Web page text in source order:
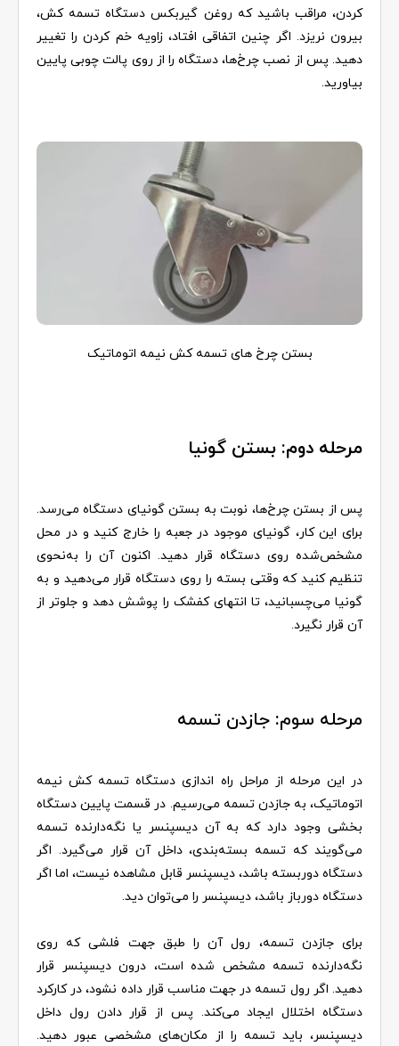
کردن، مراقب باشید که روغن گیربکس دستگاه تسمه کش،
بیرون نریزد. اگر چنین اتفاقی افتاد، زاویه خم کردن را تغییر
دهید. پس از نصب چرخ‌ها، دستگاه را از روی پالت چوبی پایین
بیاورید.
بستن چرخ های تسمه کش نیمه اتوماتیک
مرحله دوم: بستن گونیا
پس از بستن چرخ‌ها، نوبت به بستن گونیای دستگاه می‌رسد.
برای این کار، گونیای موجود در جعبه را خارج کنید و در محل
مشخص‌شده روی دستگاه قرار دهید. اکنون آن را به‌نحوی
تنظیم کنید که وقتی بسته را روی دستگاه قرار می‌دهید و به
گونیا می‌چسبانید، تا انتهای کفشک را پوشش دهد و جلوتر از
آن قرار نگیرد.
مرحله سوم: جازدن تسمه
در این مرحله از مراحل راه اندازی دستگاه تسمه کش نیمه
اتوماتیک، به جازدن تسمه می‌رسیم. در قسمت پایین دستگاه
بخشی وجود دارد که به آن دیسپنسر یا نگه‌دارنده تسمه
می‌گویند که تسمه بسته‌بندی، داخل آن قرار می‌گیرد. اگر
دستگاه دوربسته باشد، دیسپنسر قابل مشاهده نیست، اما اگر
دستگاه دورباز باشد، دیسپنسر را می‌توان دید.
برای جازدن تسمه، رول آن را طبق جهت فلشی که روی
نگه‌دارنده تسمه مشخص شده است، درون دیسپنسر قرار
دهید. اگر رول تسمه در جهت مناسب قرار داده نشود، در کارکرد
دستگاه اختلال ایجاد می‌کند. پس از قرار دادن رول داخل
دیسپنسر، باید تسمه را از مکان‌های مشخصی عبور دهید.